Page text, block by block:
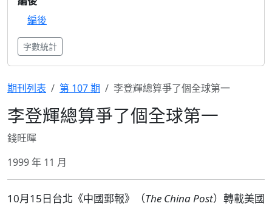
編後
字數統計
期刊列表 第 107 期 李登輝總算爭了個全球第一
李登輝總算爭了個全球第一
錢旺暉
1999 年 11 月
10月15日台北《中國郵報》（The China Post）轉載美國